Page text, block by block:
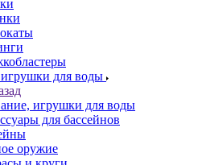
для воды
игрушки для воды
для бассейнов
оружие